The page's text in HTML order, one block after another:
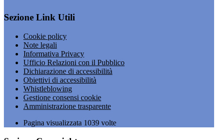
Sezione Link Utili
Cookie policy
Note legali
Informativa Privacy
Ufficio Relazioni con il Pubblico
Dichiarazione di accessibilità
Obiettivi di accessibilità
Whistleblowing
Gestione consensi cookie
Amministrazione trasparente
Pagina visualizzata 1039 volte